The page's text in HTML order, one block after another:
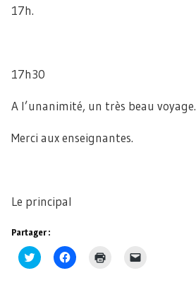
17h.
17h30
A l’unanimité, un très beau voyage.
Merci aux enseignantes.
Le principal
Partager :
Cliquez
pour
Cliquez
pour
Cliquer